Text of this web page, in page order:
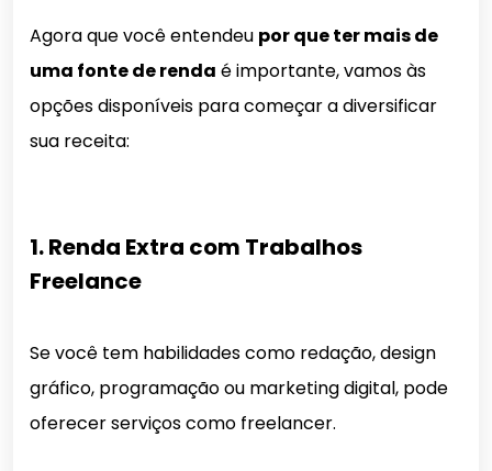
Agora que você entendeu por que ter mais de
uma fonte de renda é importante, vamos às
opções disponíveis para começar a diversificar
sua receita:
1. Renda Extra com Trabalhos
Freelance
Se você tem habilidades como redação, design
gráfico, programação ou marketing digital, pode
oferecer serviços como freelancer.